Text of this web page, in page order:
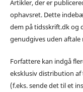
Artikler, der er
ophavsret. Dette
dem på tidsskrift.dk og
genudgives uden
Forfattere kan indgå
eksklusiv distribution
(f.eks. sende det til et